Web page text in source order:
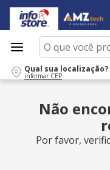
O que você
Qual sua localização?
informar CEP
Não
Por favor,